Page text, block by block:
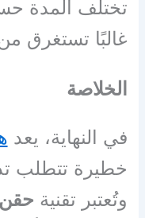
تختلف المدة
غالبًا تستغرق
الخلاصة
في النهاية، يعد
خطيرة تتطلب
وتُعتبر تقنية حقن